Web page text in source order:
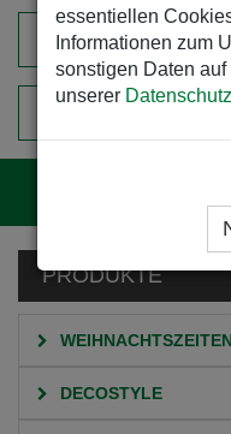
essentiellen
Informationen zum
sonstigen Daten
unserer
PRODUKTE
WEIHNACHTSZEITEN
DECOSTYLE